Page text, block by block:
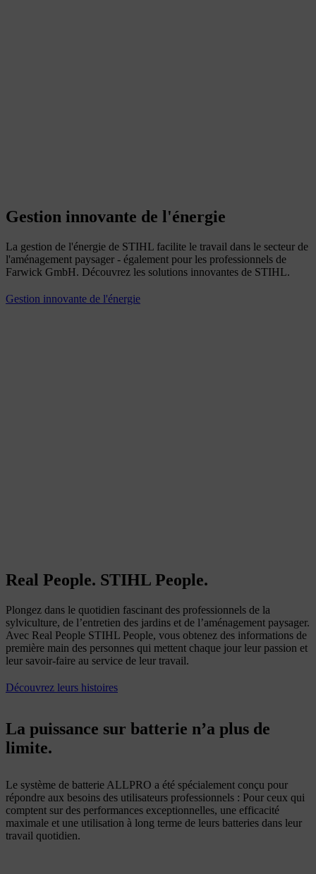
Gestion innovante de l'énergie
La gestion de l'énergie de STIHL facilite le travail dans le secteur de
l'aménagement paysager - également pour les professionnels de
Farwick GmbH. Découvrez les solutions innovantes de STIHL.
Gestion innovante de l'énergie
Real People. STIHL People.
Plongez dans le quotidien fascinant des professionnels de la
sylviculture, de l’entretien des jardins et de l’aménagement paysager.
Avec Real People STIHL People, vous obtenez des informations de
première main des personnes qui mettent chaque jour leur passion et
leur savoir-faire au service de leur travail.
Découvrez leurs histoires
La puissance sur batterie n’a plus de
limite.
Le système de batterie ALLPRO a été spécialement conçu pour
répondre aux besoins des utilisateurs professionnels : Pour ceux qui
comptent sur des performances exceptionnelles, une efficacité
maximale et une utilisation à long terme de leurs batteries dans leur
travail quotidien.